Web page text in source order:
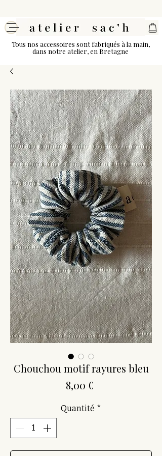
Tous nos accessoires sont fabriqués à la main,
dans notre atelier, en Bretagne
Chouchou motif rayures bleu
8,00 €
Quantité *